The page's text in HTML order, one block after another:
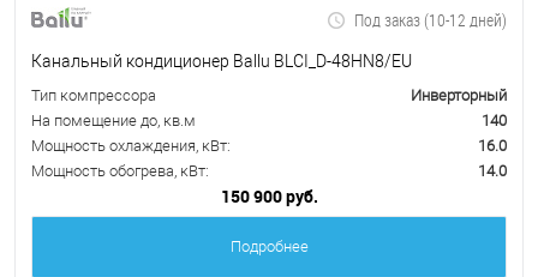
Под заказ (10-12 дней)
Канальный кондиционер Ballu BLCI_D-48HN8/EU
Тип компрессора
Инверторный
На помещение до, кв.м
140
Мощность охлаждения, кВт:
16.0
Мощность обогрева, кВт:
14.0
150 900 руб.
Подробнее